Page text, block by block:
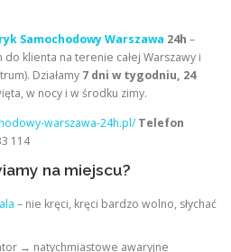
Samochodowy Warszawa 24h –
klienta na terenie całej Warszawy i
Działamy 7 dni w tygodniu, 24
w nocy i w środku zimy.
warszawa-24h.pl/ Telefon
114
na miejscu?
– nie kręci, kręci bardzo wolno, słychać
→ natychmiastowe awaryjne